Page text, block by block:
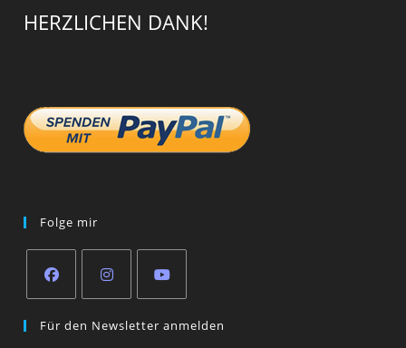
HERZLICHEN DANK!
Folge mir
in
in
in
Für den Newsletter anmelden